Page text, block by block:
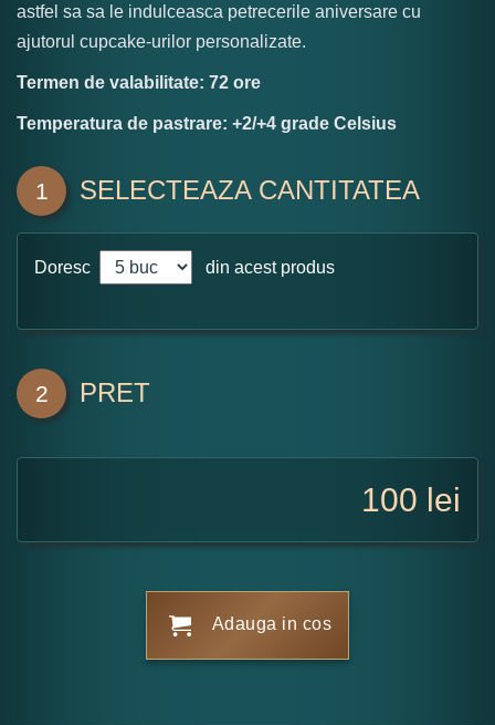
astfel sa sa le indulceasca petrecerile aniversare cu
ajutorul cupcake-urilor personalizate.
Termen de valabilitate: 72 ore
Temperatura de pastrare: +2/+4 grade Celsius
1 SELECTEAZA CANTITATEA
Doresc din acest produs
2 PRET
100 lei
Adauga in cos